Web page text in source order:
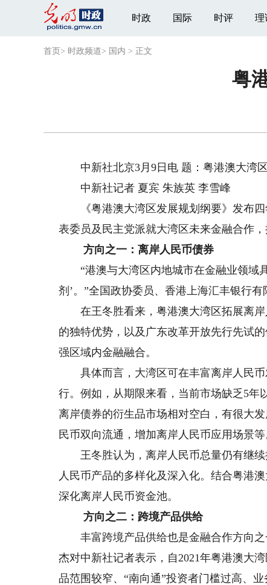
时政 国际 时评 理
首页 > 时政频道> 国内 > 正文
粤
中新社北京3月9日电 题：粤港澳大湾区
中新社记者 夏宾 朱族英 李雪峰
《粤港澳大湾区发展规划纲要》发布四
表委员及民主党派就大湾区未来金融合作，
方向之一：离岸人民币债券
“港澳与大湾区内地城市在金融业领域
剂’。”全国政协委员、香港上海汇丰银行
在王冬胜看来，粤港澳大湾区拓展离岸
的独特优势，以及广东改革开放先行先试
强区域内金融融合。
具体而言，大湾区可在丰富离岸人民币
行。例如，从期限来看，当前市场缺乏5年
离岸债券的衍生品市场相对空白，有很大
民币双向流通，增加离岸人民币应用场景等
王冬胜认为，离岸人民币总量仍有继续
人民币产品的多样化及深入化。结合粤港
深化离岸人民币资金池。
方向之二：跨境产品供给
丰富跨境产品供给也是金融合作方向之
杰对中新社记者表示，自2021年粤港澳大
品范围较窄、“南向通”投资者门槛过高、